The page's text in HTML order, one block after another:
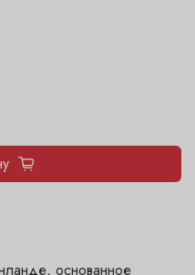
основанное